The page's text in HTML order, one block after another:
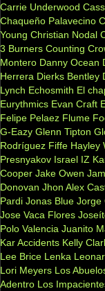
Carrie Underwood
Chaqueño Palavecino
Young Christian Nodal
3 Burners Counting
Montero Danny Ocean
Herrera Dierks Bentley
Lynch Echosmith El
Eurythmics Evan Craft
Felipe Pelaez Flume
G-Eazy Glenn Tipton
Rodríguez Fiffe Hayley
Presnyakov Israel IZ
Cooper Jake Owen
Donovan Jhon Alex
Pardi Jonas Blue Jorge
Jose Vaca Flores
Polo Valencia Juanito
Kar Accidents Kelly
Lee Brice Lenka
Lori Meyers Los
Adentro Los